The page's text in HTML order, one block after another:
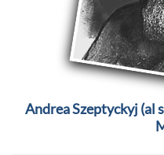
Andrea Szeptyckyj (al